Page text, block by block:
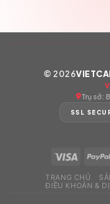
© 2026
Trụ sở:
SSL
TRANG CHỦ
ĐIỀU KHOẢN &